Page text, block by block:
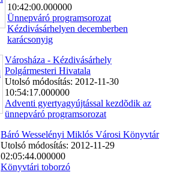
10:42:00.000000
Ünnepváró programsorozat
Kézdivásárhelyen decemberben
karácsonyig
Városháza - Kézdivásárhely
Polgármesteri Hivatala
Utolsó módosítás: 2012-11-30
10:54:17.000000
Adventi gyertyagyújtással kezdõdik az
ünnepváró programsorozat
Báró Wesselényi Miklós Városi Könyvtár
Utolsó módosítás: 2012-11-29
02:05:44.000000
Könyvtári toborzó